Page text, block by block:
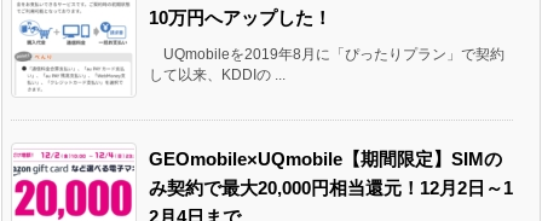
10万円へアップした！
UQmobileを2019年8月に「ぴったりプラン」で契約
して以来、KDDIの ...
GEOmobile×UQmobile【期間限定】SIMの
み契約で最大20,000円相当還元！12月2日～1
2月4日まで